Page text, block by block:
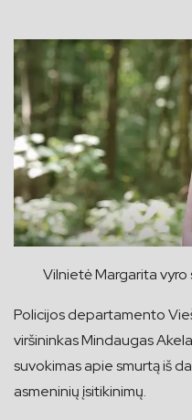
Vilnietė Margarita
Policijos departamento
viršininkas Mindaugas
suvokimas apie smurtą iš
asmeninių įsitikinimų.